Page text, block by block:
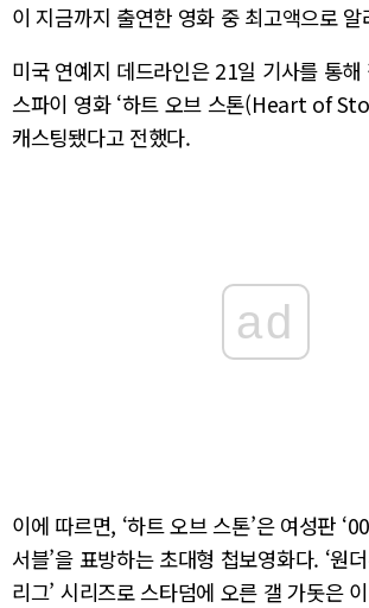
이 지금까지 출연한 영화 중 최고액으로 알
미국 연예지 데드라인은 21일 기사를 통
스파이 영화 ‘하트 오브 스톤(Heart of
캐스팅됐다고 전했다.
ad
이에 따르면, ‘하트 오브 스톤’은 여성판
서블’을 표방하는 초대형 첩보영화다. ‘원
리그’ 시리즈로 스타덤에 오른 갤 가돗은